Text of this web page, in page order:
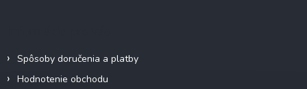
Spôsoby doručenia a platby
Hodnotenie obchodu